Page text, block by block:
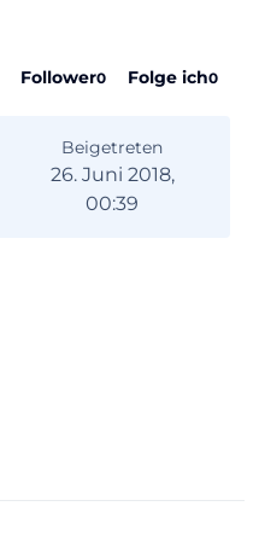
Follower0 Folge ich0
Beigetreten
26. Juni 2018,
00:39